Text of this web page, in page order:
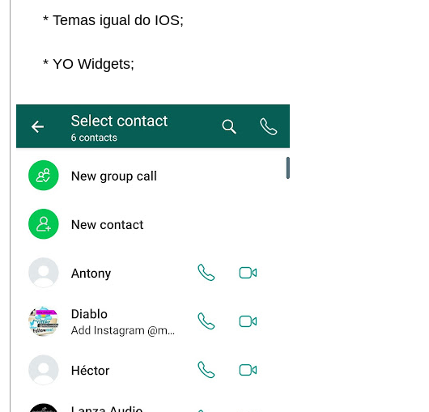
* Temas igual do IOS;
* YO Widgets;